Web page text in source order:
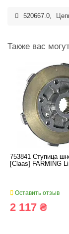
520667.0,
Также вас
753841 Ступица
[Claas] FARMING
Оставить отзыв
2 117 ₴